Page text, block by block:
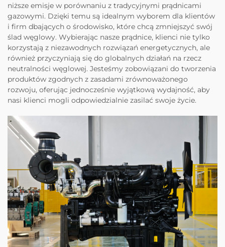
niższe emisje w porównaniu z tradycyjnymi prądnicami
gazowymi. Dzięki temu są idealnym wyborem dla klientów
i firm dbających o środowisko, które chcą zmniejszyć swój
ślad węglowy. Wybierając nasze prądnice, klienci nie tylko
korzystają z niezawodnych rozwiązań energetycznych, ale
również przyczyniają się do globalnych działań na rzecz
neutralności węglowej. Jesteśmy zobowiązani do tworzenia
produktów zgodnych z zasadami zrównoważonego
rozwoju, oferując jednocześnie wyjątkową wydajność, aby
nasi klienci mogli odpowiedzialnie zasilać swoje życie.